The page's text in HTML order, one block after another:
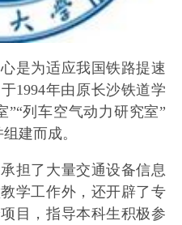
是为适应我国铁路提速
1994年由原长沙铁道学
”“列车空气动力研究室”
建而成。
担了大量交通设备信息
学工作外，还开辟了专
目，指导本科生积极参